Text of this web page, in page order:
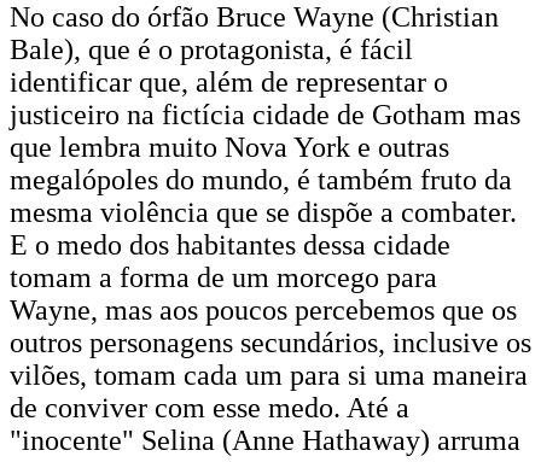
No caso do órfão Bruce Wayne (Christian
Bale), que é o protagonista, é fácil
identificar que, além de representar o
justiceiro na fictícia cidade de Gotham mas
que lembra muito Nova York e outras
megalópoles do mundo, é também fruto da
mesma violência que se dispõe a combater.
E o medo dos habitantes dessa cidade
tomam a forma de um morcego para
Wayne, mas aos poucos percebemos que os
outros personagens secundários, inclusive os
vilões, tomam cada um para si uma maneira
de conviver com esse medo. Até a
"inocente" Selina (Anne Hathaway) arruma